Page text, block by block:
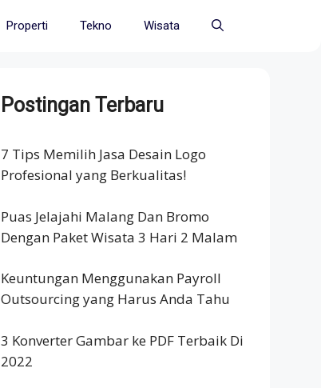
Properti Tekno Wisata
Postingan Terbaru
7 Tips Memilih Jasa Desain Logo
Profesional yang Berkualitas!
Puas Jelajahi Malang Dan Bromo
Dengan Paket Wisata 3 Hari 2 Malam
Keuntungan Menggunakan Payroll
Outsourcing yang Harus Anda Tahu
3 Konverter Gambar ke PDF Terbaik Di
2022